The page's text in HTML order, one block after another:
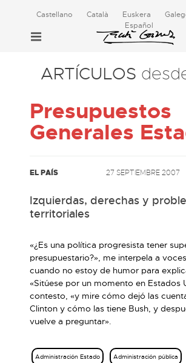
Castellano Català Euskera
Español
ARTÍCULOS
Presupuestos
Generales
EL PAÍS 27 SEPTIEMBRE 2007
Izquierdas, derechas y
territoriales
«¿Es una política progresista tener
presupuestario?», me interpela a
cuando no estoy de humor para
«Sitúese por un momento en Estados
contesto, «y mire cómo dejó las
Clinton y cómo las tiene Bush, y
vuelve a preguntar».
Administración Estado Administración pública